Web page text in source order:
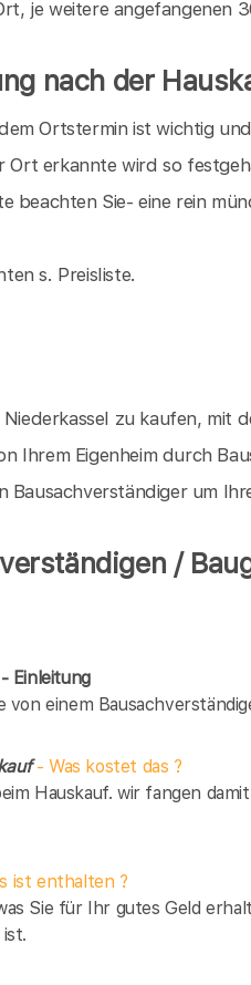
je weitere angefangenen
nach der
Ortstermin ist wichtig
erkannte wird so
beachten Sie- eine rein
s. Preisliste.
Niederkassel zu kaufen, mit
Ihrem Eigenheim durch
Bausachverständiger um
/
Einleitung
von einem
- Was kostet das ?
Hauskauf. wir fangen
ist enthalten ?
Sie für Ihr gutes Geld